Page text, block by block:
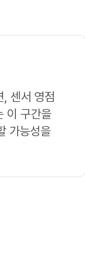
, 센서 영점
이 구간을
가능성을